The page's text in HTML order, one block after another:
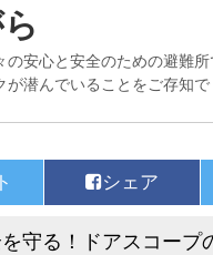
の安心と安全のための避難
が潜んでいることをご存知
守る！ドアスコー